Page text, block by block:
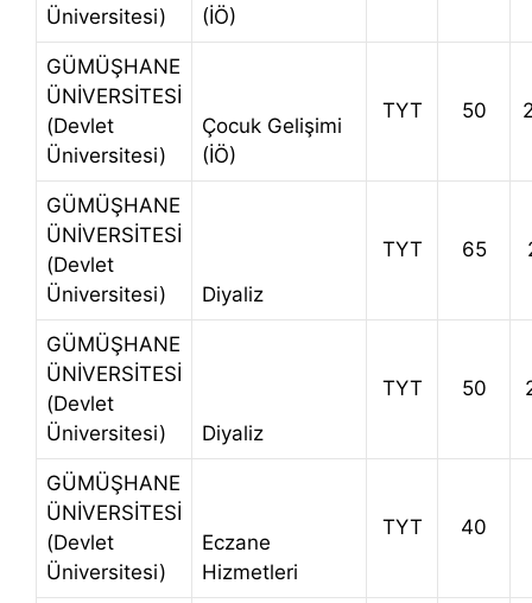
Üniversitesi) (İÖ)
GÜMÜŞHANE
ÜNİVERSİTESİ
(Devlet
Üniversitesi)
Çocuk Gelişimi
(İÖ)
TYT 50
GÜMÜŞHANE
ÜNİVERSİTESİ
(Devlet
Üniversitesi)
Diyaliz
TYT 65
GÜMÜŞHANE
ÜNİVERSİTESİ
(Devlet
Üniversitesi)
Diyaliz
TYT 50
GÜMÜŞHANE
ÜNİVERSİTESİ
(Devlet
Üniversitesi)
Eczane
Hizmetleri
TYT 40